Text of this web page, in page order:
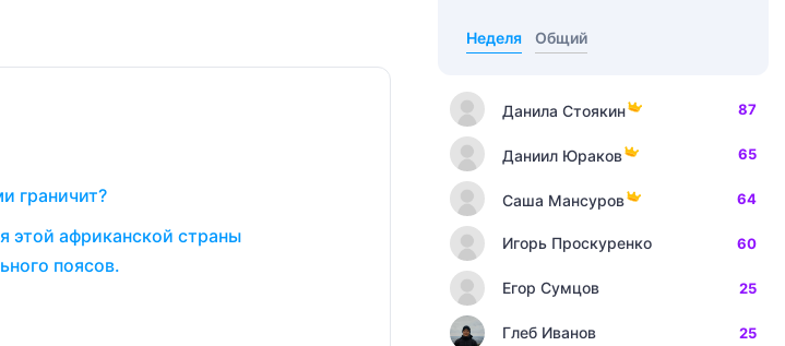
граничит?
этой африканской страны
поясов.
Неделя Общий
Данила Стоякин 87
Даниил Юраков 65
Саша Мансуров 64
Игорь Проскуренко 60
Егор Сумцов 25
Глеб Иванов 25